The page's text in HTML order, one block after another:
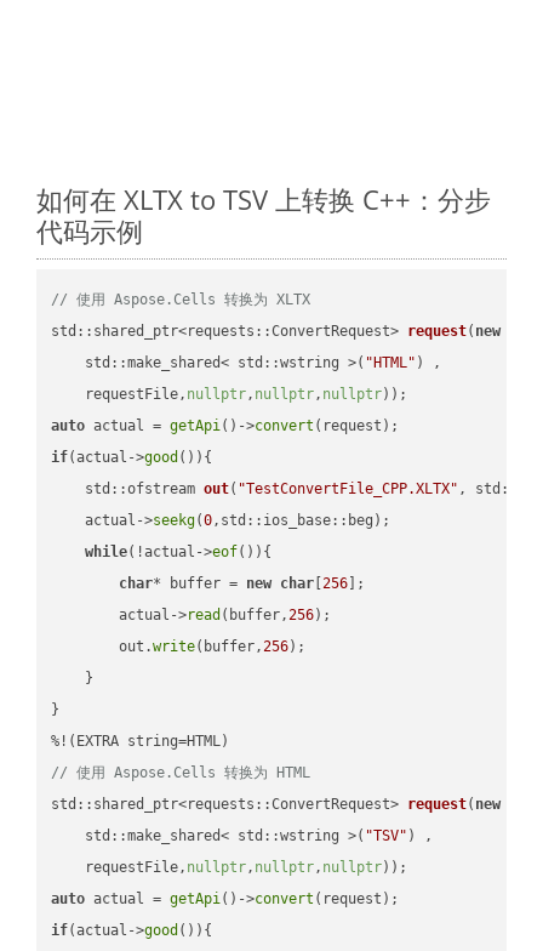
如何在 XLTX to TSV 上转换 C++：分步
代码示例
// 使用 Aspose.Cells 转换为 XLTX
std::shared_ptr<requests::ConvertRequest> request( new
    std::make_shared< std::wstring >(
"HTML" ) ,
    requestFile,
nullptr, nullptr, nullptr))
auto actual = getApi()->convert
if(actual->good ()){
std::ofstream out( "TestConvertFile_CPP.XLTX" ,
    actual->
seekg(0,std::ios_base::beg);
while(!actual->eof()){
char* buffer = new char [256 ];
        actual->
read (buffer,256);
        out.
write(buffer,256);
    }
}
// 使用 Aspose.Cells 转换为 HTML
std::shared_ptr<requests::ConvertRequest> request( new
    std::make_shared< std::wstring >(
"TSV" ) ,
    requestFile,
nullptr, nullptr, nullptr))
auto actual = getApi()->convert
if(actual->good ()){